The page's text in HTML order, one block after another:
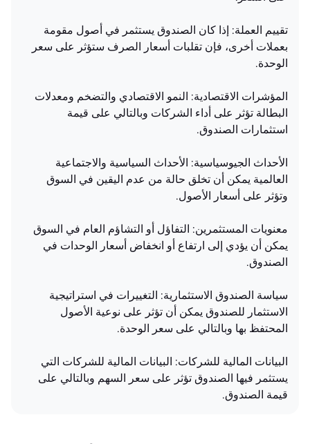
تقييم العملة: إذا كان الصندوق يستثمر في أصول مقومة
بعملات أخرى، فإن تقلبات أسعار الصرف ستؤثر على سعر
الوحدة.
المؤشرات الاقتصادية: النمو الاقتصادي والتضخم ومعدلات
البطالة تؤثر على أداء الشركات وبالتالي على قيمة
استثمارات الصندوق.
الأحداث الجيوسياسية: الأحداث السياسية والاجتماعية
العالمية يمكن أن تخلق حالة من عدم اليقين في السوق
وتؤثر على أسعار الأصول.
معنويات المستثمرين: التفاؤل أو التشاؤم العام في السوق
يمكن أن يؤدي إلى ارتفاع أو انخفاض أسعار الوحدات في
الصندوق.
سياسة الصندوق الاستثمارية: التغييرات في استراتيجية
الاستثمار للصندوق يمكن أن تؤثر على نوعية الأصول
المحتفظ بها وبالتالي على سعر الوحدة.
البيانات المالية للشركات: البيانات المالية للشركات التي
يستثمر فيها الصندوق تؤثر على سعر السهم وبالتالي على
قيمة الصندوق.